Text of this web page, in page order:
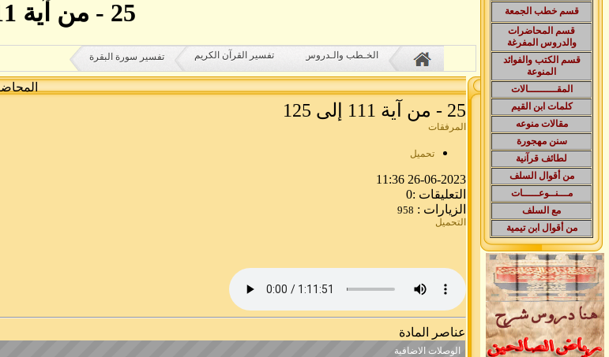
قسمخطب الجمعة
قسم المحاضرات
والدروس المفرغة
قسم الكتب والفوائد
المنوعة
المقـــــــــالات
كلمات ابن القيم
مقالات منوعه
سنن مهجورة
لطائف قرآنية
من أقوال السلف
مـــنــوعـــــات
مع السلف
من أقوال ابن تيمية
25 - من آية 111 إلى 125
الخـطب والـدروس تفسير القرآن الكريم تفسير سورة البقرة
25 - من آية 111 إلى 125
المرفقات
تحميل
26-06-2023 11:36
التعليقات :0
الزيارات : 958
التحميل
عناصر المادة
الوصلات الاضافية